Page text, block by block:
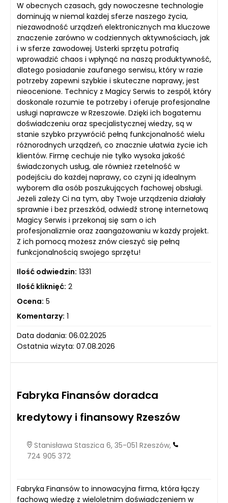
W obecnych czasach, gdy nowoczesne technologie
dominują w niemal każdej sferze naszego życia,
niezawodność urządzeń elektronicznych ma kluczowe
znaczenie zarówno w codziennych aktywnościach, jak
i w sferze zawodowej. Usterki sprzętu potrafią
wprowadzić chaos i wpłynąć na naszą produktywność,
dlatego posiadanie zaufanego serwisu, który w razie
potrzeby zapewni szybkie i skuteczne naprawy, jest
nieocenione. Technicy z Magicy Serwis to zespół, który
doskonale rozumie te potrzeby i oferuje profesjonalne
usługi naprawcze w Rzeszowie. Dzięki ich bogatemu
doświadczeniu oraz specjalistycznej wiedzy, są w
stanie szybko przywrócić pełną funkcjonalność wielu
różnorodnych urządzeń, co znacznie ułatwia życie ich
klientów. Firmę cechuje nie tylko wysoka jakość
świadczonych usług, ale również rzetelność w
podejściu do każdej naprawy, co czyni ją idealnym
wyborem dla osób poszukujących fachowej obsługi.
Jeżeli zależy Ci na tym, aby Twoje urządzenia działały
sprawnie i bez przeszkód, odwiedź stronę internetową
Magicy Serwis i przekonaj się sam o ich
profesjonalizmie oraz zaangażowaniu w każdy projekt.
Z ich pomocą możesz znów cieszyć się pełną
funkcjonalnością swojego sprzętu!
Ilość odwiedzin: 1331
Ilość kliknięć: 2
Ocena: 5
Komentarzy: 1
Data dodania: 06.02.2025
Ostatnia wizyta: 07.08.2026
Fabryka Finansów doradca
kredytowy i finansowy Rzeszów
Stanisława Staszica 6, 35-051 Rzeszów,
724 905 372
Fabryka Finansów to innowacyjna firma, która łączy
fachową wiedzę z wieloletnim doświadczeniem w